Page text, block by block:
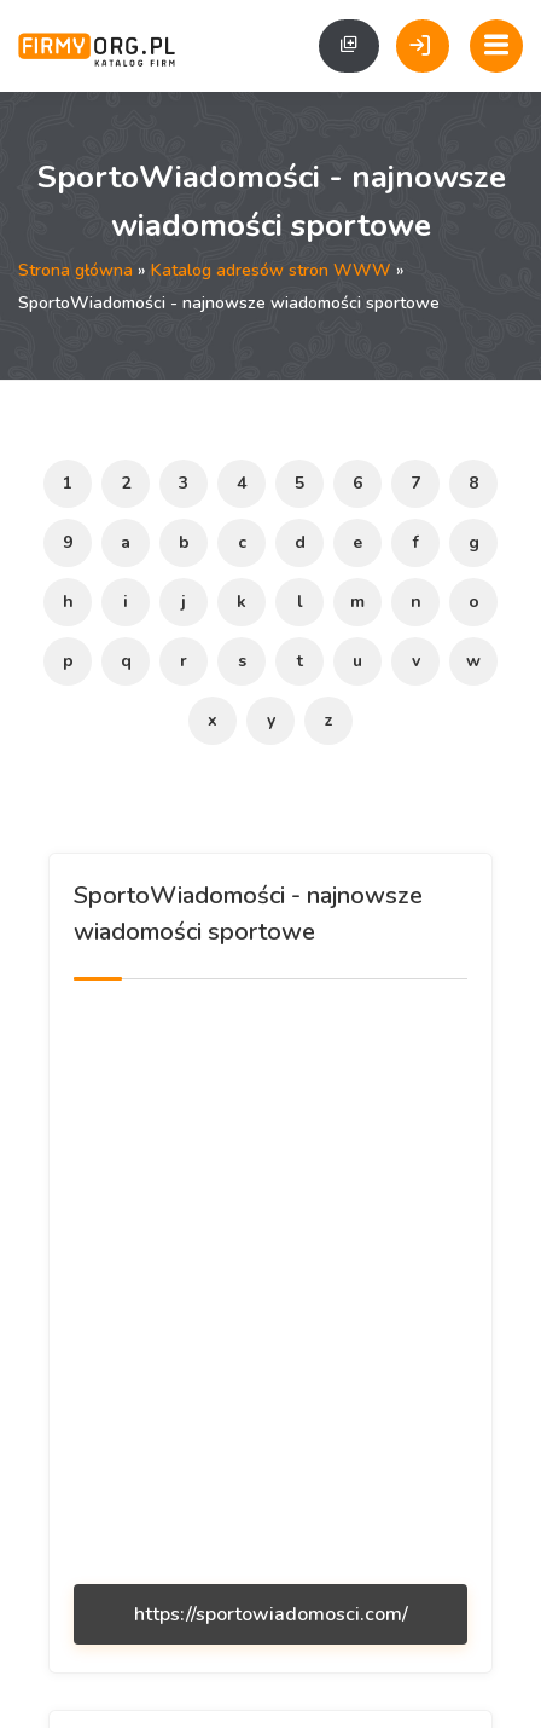
SportoWiadomości - najnowsze
wiadomości sportowe
Strona główna » Katalog adresów stron WWW »
SportoWiadomości - najnowsze wiadomości sportowe
1 2 3 4 5 6 7 8
9 a b c d e f g
h i j k l m n o
p q r s t u v w
x y z
SportoWiadomości - najnowsze
wiadomości sportowe
https://sportowiadomosci.com/